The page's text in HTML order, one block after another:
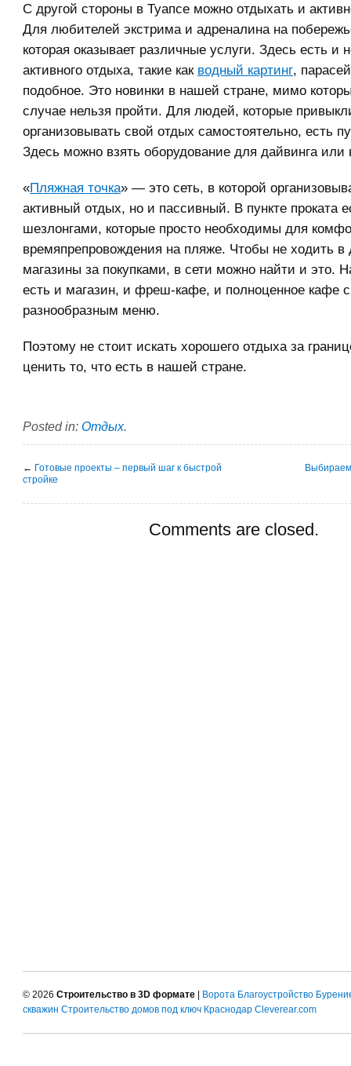
С другой стороны в Туапсе можно отдыхать и
Для любителей экстрима и адреналина на
которая оказывает различные услуги. Здесь есть и
активного отдыха, такие как водный картинг,
подобное. Это новинки в нашей стране, мимо
случае нельзя пройти. Для людей, которые
организовывать свой отдых самостоятельно, есть
Здесь можно взять оборудование для дайвинга или
«Пляжная точка» — это сеть, в которой
активный отдых, но и пассивный. В пункте проката
шезлонгами, которые просто необходимы для
времяпрепровождения на пляже. Чтобы не ходить в
магазины за покупками, в сети можно найти и это.
есть и магазин, и фреш-кафе, и полноценное кафе с
разнообразным меню.
Поэтому не стоит искать хорошего отдыха за
ценить то, что есть в нашей стране.
Posted in: Отдых.
← Готовые проекты – первый шаг к быстрой
стройке
Comments are closed.
© 2026 Строительство в 3D формате | Ворота Благоустройство
скважин Строительство домов под ключ Краснодар Cleverear.com